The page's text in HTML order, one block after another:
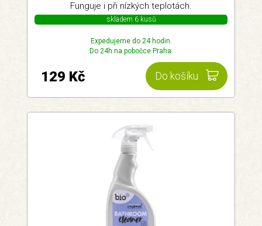
Funguje i při nízkých teplotách.
skladem 6 kusů
Expedujeme do 24 hodin.
Do 24h na pobočce Praha.
Do košíku
129 Kč